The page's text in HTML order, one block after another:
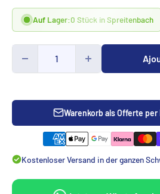
Auf Lager:0 Stück in Spreitenbach
Warenkorb als Offerte
Kostenloser Versand in der ganzen